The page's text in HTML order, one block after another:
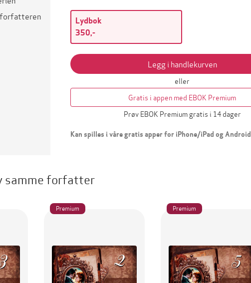
forfatteren
Lydbok
350,-
Legg i handlekurven
eller
Gratis i appen med EBOK Premium
Prøv EBOK Premium gratis i 14 dager
Kan spilles i våre gratis apper for iPhone/iPad og Android
samme forfatter
Premium Premium